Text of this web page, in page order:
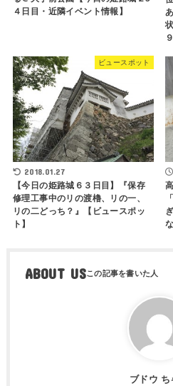
４日目・近隣イベント情報】
ビュースポット
2018.01.27
【今日の姫路城６３日目】『保存
修理工事中のリの渡櫓、リの一、
リの二どっち？』【ビュースポッ
ト】
ABOUT US
ブドウ ち